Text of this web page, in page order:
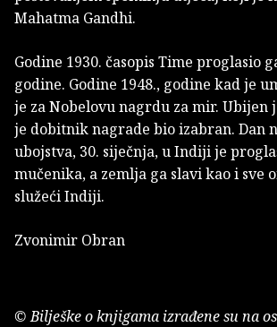
Mahatma Gandhi.
Godine 1930. časopis Time proglasio
godine. Godine 1948., godine kad je
je za Nobelovu nagrdu za mir. Ubijen
je dobitnik nagrade bio izabran. Dan
ubojstva, 30. siječnja, u Indiji je
mučenika, a zemlja ga slavi kao i sve
služeći Indiji.
Zvonimir Obran
© Bilješke o knjigama izrađene su na